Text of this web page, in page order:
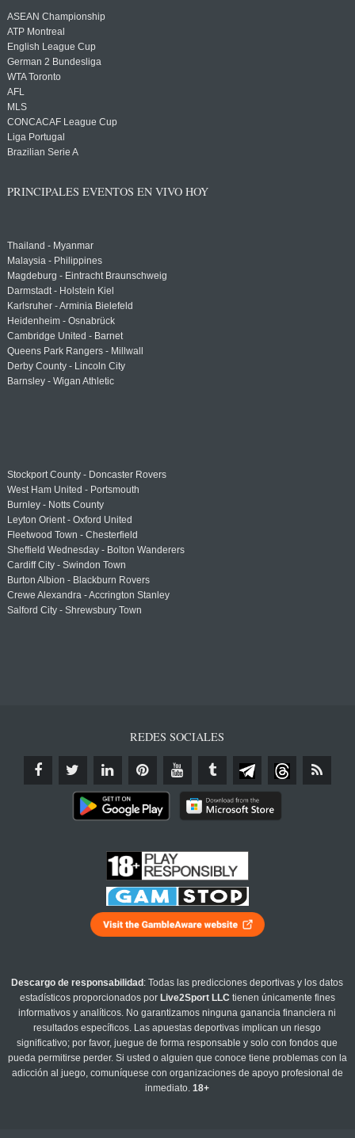
ASEAN Championship
ATP Montreal
English League Cup
German 2 Bundesliga
WTA Toronto
AFL
MLS
CONCACAF League Cup
Liga Portugal
Brazilian Serie A
PRINCIPALES EVENTOS EN VIVO HOY
Thailand - Myanmar
Malaysia - Philippines
Magdeburg - Eintracht Braunschweig
Darmstadt - Holstein Kiel
Karlsruher - Arminia Bielefeld
Heidenheim - Osnabrück
Cambridge United - Barnet
Queens Park Rangers - Millwall
Derby County - Lincoln City
Barnsley - Wigan Athletic
Stockport County - Doncaster Rovers
West Ham United - Portsmouth
Burnley - Notts County
Leyton Orient - Oxford United
Fleetwood Town - Chesterfield
Sheffield Wednesday - Bolton Wanderers
Cardiff City - Swindon Town
Burton Albion - Blackburn Rovers
Crewe Alexandra - Accrington Stanley
Salford City - Shrewsbury Town
REDES SOCIALES
Descargo de responsabilidad : Todas las predicciones deportivas y los datos
estadísticos proporcionados por Live2Sport LLC tienen únicamente fines
informativos y analíticos. No garantizamos ninguna ganancia financiera ni
resultados específicos. Las apuestas deportivas implican un riesgo
significativo; por favor, juegue de forma responsable y solo con fondos que
pueda permitirse perder. Si usted o alguien que conoce tiene problemas con la
adicción al juego, comuníquese con organizaciones de apoyo profesional de
inmediato.18+